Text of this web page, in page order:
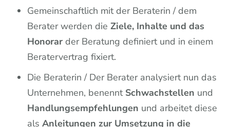
Gemeinschaftlich mit der Beraterin / dem
Berater werden dieZiele, Inhalte und das
Honorar der Beratung definiert und in einem
Beratervertrag fixiert.
Die Beraterin / Der Berater analysiert nun das
Unternehmen, benennt Schwachstellen und
Handlungsempfehlungen und arbeitet diese
alsAnleitungen zur Umsetzung in die